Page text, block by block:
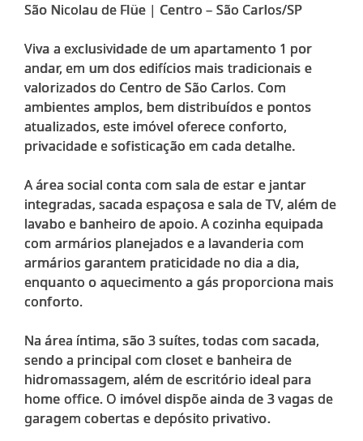
São Nicolau de Flüe | Centro – São Carlos/SP
Viva a exclusividade de um apartamento 1 por
andar, em um dos edifícios mais tradicionais e
valorizados do Centro de São Carlos. Com
ambientes amplos, bem distribuídos e pontos
atualizados, este imóvel oferece conforto,
privacidade e sofisticação em cada detalhe.
A área social conta com sala de estar e jantar
integradas, sacada espaçosa e sala de TV, além de
lavabo e banheiro de apoio. A cozinha equipada
com armários planejados e a lavanderia com
armários garantem praticidade no dia a dia,
enquanto o aquecimento a gás proporciona mais
conforto.
Na área íntima, são 3 suítes, todas com sacada,
sendo a principal com closet e banheira de
hidromassagem, além de escritório ideal para
home office. O imóvel dispõe ainda de 3 vagas de
garagem cobertas e depósito privativo.